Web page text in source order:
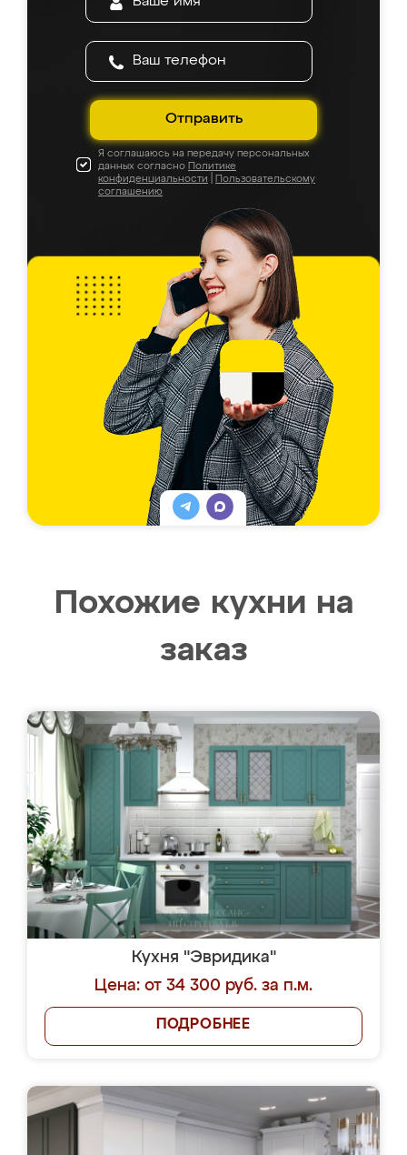
Отправить
Я соглашаюсь на передачу персональных
данных согласно Политике
конфиденциальности
Пользовательскому
соглашению
Похожие кухни на
заказ
Кухня "Эвридика"
Цена: от 34 300 руб. за п.м.
ПОДРОБНЕЕ